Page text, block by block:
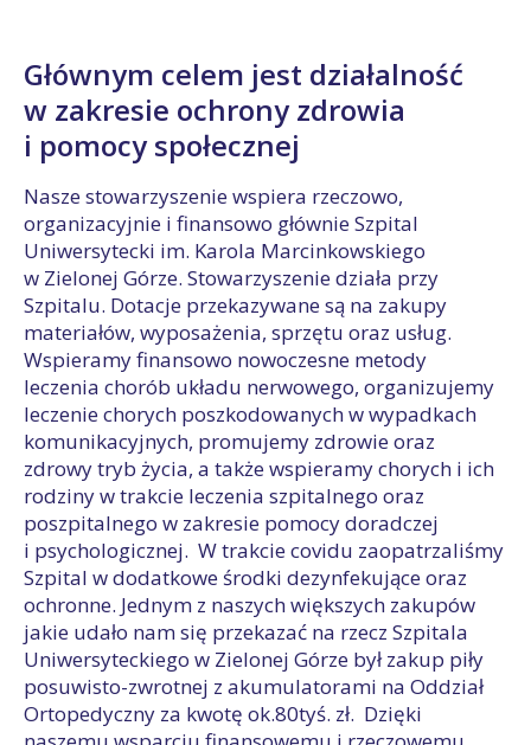
Głównym celem jest działalność
w zakresie ochrony zdrowia
i pomocy społecznej
Nasze stowarzyszenie wspiera rzeczowo,
organizacyjnie i finansowo głównie Szpital
Uniwersytecki im. Karola Marcinkowskiego
w Zielonej Górze. Stowarzyszenie działa przy
Szpitalu. Dotacje przekazywane są na zakupy
materiałów, wyposażenia, sprzętu oraz usług.
Wspieramy finansowo nowoczesne metody
leczenia chorób układu nerwowego, organizujemy
leczenie chorych poszkodowanych w wypadkach
komunikacyjnych, promujemy zdrowie oraz
zdrowy tryb życia, a także wspieramy chorych i ich
rodziny w trakcie leczenia szpitalnego oraz
poszpitalnego w zakresie pomocy doradczej
i psychologicznej. W trakcie covidu zaopatrzaliśmy
Szpital w dodatkowe środki dezynfekujące oraz
ochronne. Jednym z naszych większych zakupów
jakie udało nam się przekazać na rzecz Szpitala
Uniwersyteckiego w Zielonej Górze był zakup piły
posuwisto-zwrotnej z akumulatorami na Oddział
Ortopedyczny za kwotę ok.80tyś. zł. Dzięki